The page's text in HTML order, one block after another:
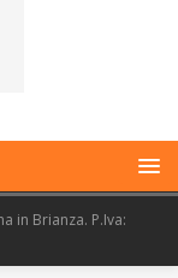
in Brianza. P.Iva: